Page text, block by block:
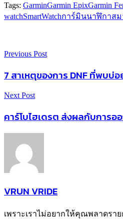
Tags: GarminGarmin EpixGarmin
watchSmartWatchการ์มินนาฬิกาส
Previous Post
7 สาเหตุของการ DNF ที่พบ
Next Post
คาร์โบไฮเดรต ส่งผลกับการอ
VRUN VRIDE
เพราะเราไม่อยากให้คุณพลาดรา